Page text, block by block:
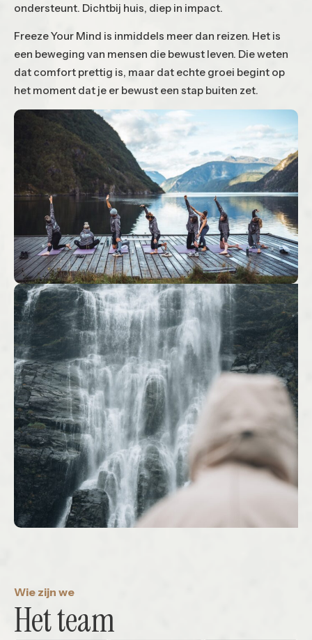
ondersteunt. Dichtbij huis, diep in impact.
Freeze Your Mind is inmiddels meer dan reizen. Het is
een beweging van mensen die bewust leven. Die weten
dat comfort prettig is, maar dat echte groei begint op
het moment dat je er bewust een stap buiten zet.
Wie zijn we
Het team